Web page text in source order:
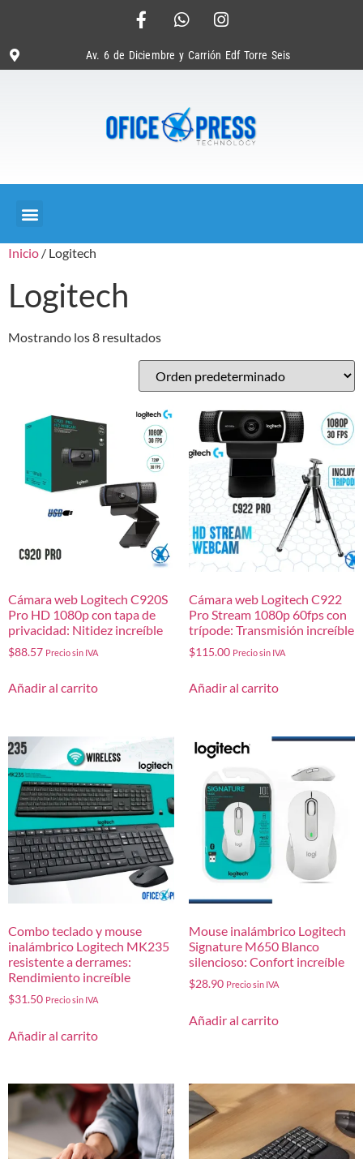
Av. 6 de Diciembre y Carrión Edf Torre Seis
Inicio / Logitech
Logitech
Mostrando los 8 resultados
Cámara web Logitech C920S
Pro HD 1080p con tapa de
privacidad: Nitidez increíble
$88.57 Precio sin IVA
Añadir al carrito
Cámara web Logitech C922
Pro Stream 1080p 60fps con
trípode: Transmisión increíble
$115.00 Precio sin IVA
Añadir al carrito
Combo teclado y mouse
inalámbrico Logitech MK235
resistente a derrames:
Rendimiento increíble
$31.50 Precio sin IVA
Añadir al carrito
Mouse inalámbrico Logitech
Signature M650 Blanco
silencioso: Confort increíble
$28.90 Precio sin IVA
Añadir al carrito